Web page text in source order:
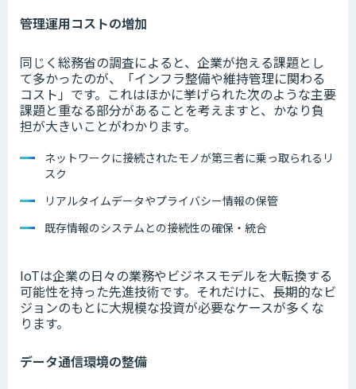
管理運用コストの増加
同じく総務省の調査によると、企業が抱える課題とし
て多かったのが、「インフラ整備や維持管理に関わる
コスト」です。これはほかに挙げられた次のような主要
課題と重なる部分があることを考えますと、かなり負
担が大きいことがわかります。
ネットワークに接続されたモノが第三者に乗っ取られるリ
スク
リアルタイムデータやプライバシー情報の保管
既存情報のシステムとの接続性の確保・統合
IoTは企業の日々の業務やビジネスモデルを大転換する
可能性を持った先進技術です。それだけに、長期的なビ
ジョンのもとに大規模な投資が必要なケースが多くな
ります。
データ通信環境の整備